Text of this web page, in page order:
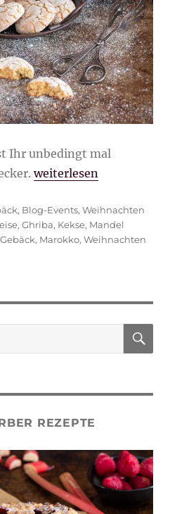
Ihr unbedingt mal
„Mandel-Ghriba“
weiterlesen
, Blog-Events,Weihnachten
,Ghriba, Kekse, Mandel
, Marokko,Weihnachten
REZEPTE